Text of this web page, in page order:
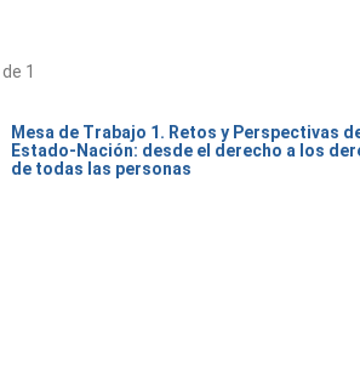
1
Mesa de Trabajo 1. Retos y Perspectivas
Estado-Nación: desde el derecho a los
de todas las personas